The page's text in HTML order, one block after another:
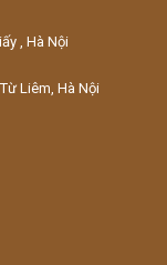
, Hà Nội
Liêm, Hà Nội